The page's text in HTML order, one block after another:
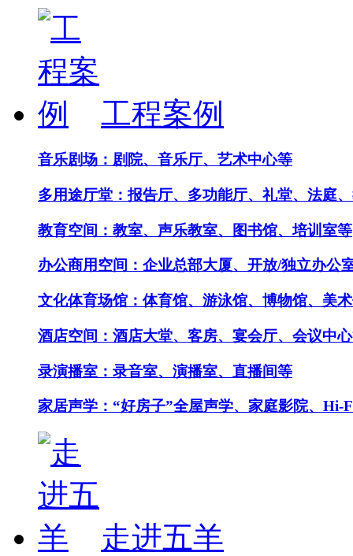
工程案例
音乐剧场：剧院、音乐厅、艺术中心等
多用途厅堂：报告厅、多功能厅、礼堂、法庭
教育空间：教室、声乐教室、图书馆、培训室等
办公商用空间：企业总部大厦、开放/独立办公
文化体育场馆：体育馆、游泳馆、博物馆、美
酒店空间：酒店大堂、客房、宴会厅、会议中
录演播室：录音室、演播室、直播间等
家居声学：“好房子”全屋声学、家庭影院、Hi-
走进五羊